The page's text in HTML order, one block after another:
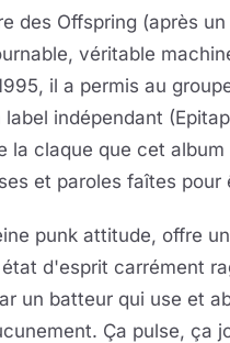
des Offspring (après
véritable
il a permis au
indépendant
la claque que cet
et paroles faîtes
punk attitude, offre
d'esprit carrément
un batteur qui use et
Ça pulse, ça